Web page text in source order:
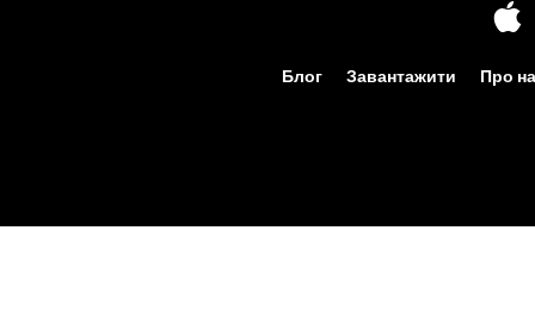
Блог Завантажити Про